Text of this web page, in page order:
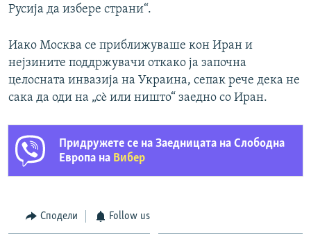
Русија да избере страни“.
Иако Москва се приближуваше кон Иран и
нејзините поддржувачи откако ја започна
целосната инвазија на Украина, сепак рече дека не
сака да оди на „сè или ништо“ заедно со Иран.
Придружете се на Заедницата на Слободна
Европа на Вибер
Сподели Follow us